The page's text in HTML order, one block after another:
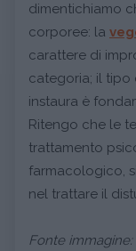
dimentichiamo
corporee: la
carattere di
categoria; il tipo
instaura è
Ritengo che le
trattamento
farmacologico,
nel trattare il
Fonte